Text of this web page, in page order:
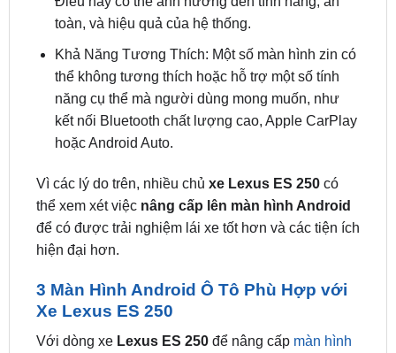
Khả Năng Tương Thích: Một số màn hình zin có
thể không tương thích hoặc hỗ trợ một số tính
năng cụ thể mà người dùng mong muốn, như
kết nối Bluetooth chất lượng cao, Apple CarPlay
hoặc Android Auto.
Vì các lý do trên, nhiều chủ
để có được trải nghiệm lái xe tốt hơn và các tiện ích
hiện đại hơn.
3 Màn Hình Android Ô Tô Phù Hợp với
Với dòng xeLexus ES 250để nâng cấpmàn hình
android ô tôcho xe có khá nhiều dòng màn hình
android phù hợp. Nhưng hiện nay trên thị trường